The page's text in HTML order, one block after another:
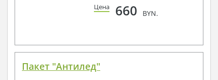
Цена 660 BYN.
Пакет "Антилед"